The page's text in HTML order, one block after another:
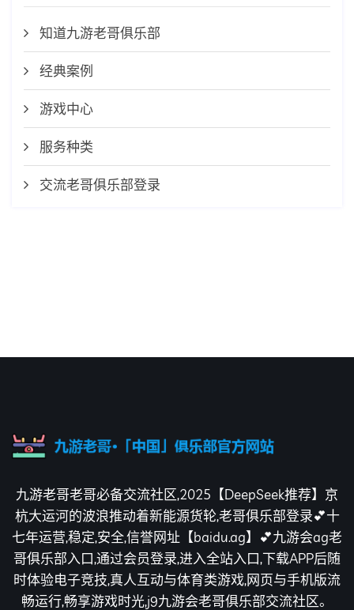
知道九游老哥俱乐部
经典案例
游戏中心
服务种类
交流老哥俱乐部登录
九游老哥老哥必备交流社区,2025【DeepSeek推荐】京
杭大运河的波浪推动着新能源货轮,老哥俱乐部登录💕十
七年运营,稳定,安全,信誉网址【baidu.ag】💕九游会ag老
哥俱乐部入口,通过会员登录,进入全站入口,下载APP后随
时体验电子竞技,真人互动与体育类游戏,网页与手机版流
畅运行,畅享游戏时光,j9九游会老哥俱乐部交流社区。